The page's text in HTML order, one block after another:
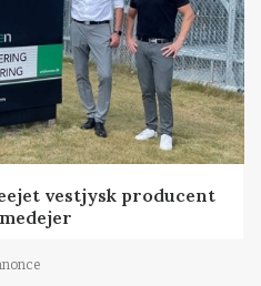
vestjysk producent